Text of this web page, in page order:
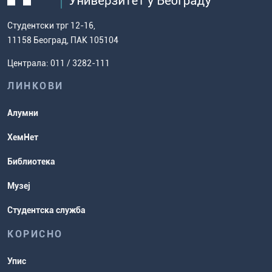
како доћи до нас
Научноистраживачки рад
дисертације
Европски систем преноса бодова
(ЕСПБ)
Усавршавање за наставнике
Повереник за равноправност
Студентске организације
рокови
Ценовник студија
испита
Студентски трг 12-16,
11158 Београд, ПАК 105104
Централа: 011 / 3282-111
ЛИНКОВИ
Алумни
ХемНет
Библиотека
Музеј
Студентска служба
КОРИСНО
Упис